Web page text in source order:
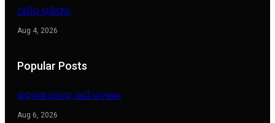
ଆଜିର ରାଶିଫଳ
Aug 4, 2026
Popular Posts
ଶ୍ରାବଣୀ ଯାତ୍ରା ପାଇଁ କଟକଣା
Aug 6, 2026